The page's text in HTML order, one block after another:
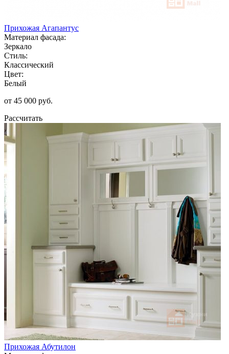
Прихожая Агапантус
Материал фасада:
Зеркало
Стиль:
Классический
Цвет:
Белый
от 45 000 руб.
Рассчитать
Прихожая Абутилон